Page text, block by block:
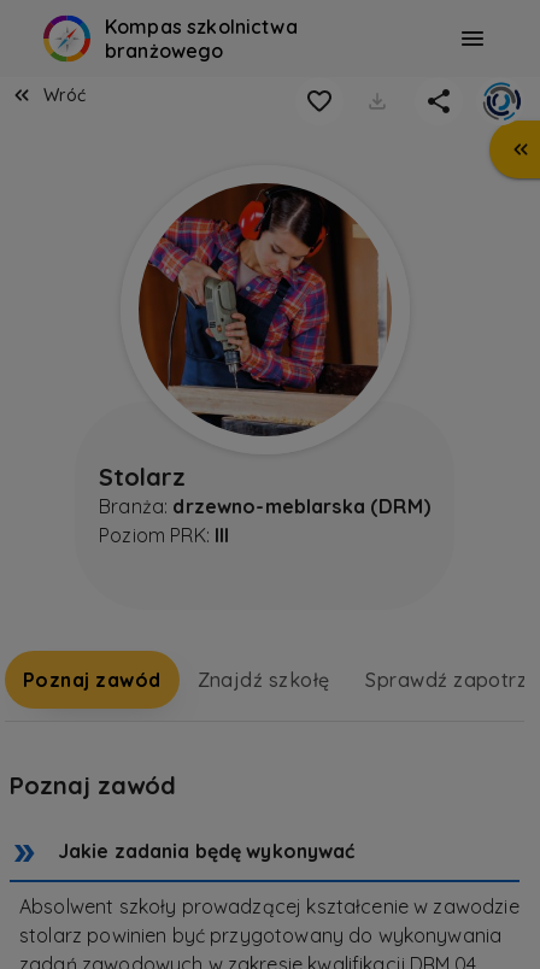
Kompas szkolnictwa
branżowego
Wróć
Stolarz
Branża: drzewno-meblarska (DRM)
Poziom PRK: III
Poznaj zawód Znajdź szkołę Sprawdź
Poznaj zawód
Jakie zadania będę wykonywać
Absolwent szkoły prowadzącej kształcenie w zawodzie
stolarz powinien być przygotowany do wykonywania